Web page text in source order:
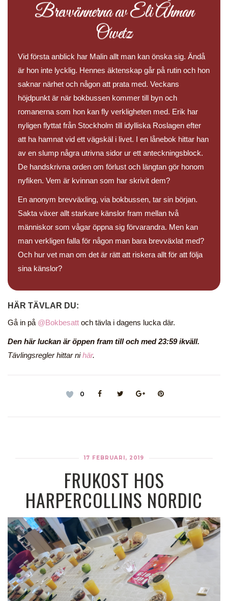
Brevvännerna av Eli Åhman
Owetz
Vid första anblick har Malin allt man kan önska sig. Ändå
är hon inte lycklig. Hennes äktenskap går på rutin och hon
saknar närhet och någon att prata med. Veckans
höjdpunkt är när bokbussen kommer till byn och
romanerna som hon kan fly verkligheten med. Erik har
nyligen flyttat från Stockholm till idylliska Roslagen efter
att ha hamnat vid ett vägskäl i livet. I en lånebok hittar han
av en slump några utrivna sidor ur ett anteckningsblock.
De handskrivna orden om förlust och längtan gör honom
nyfiken. Vem är kvinnan som har skrivit dem?
En anonym brevväxling, via bokbussen, tar sin början.
Sakta växer allt starkare känslor fram mellan två
människor som vågar öppna sig förvarandra. Men kan
man verkligen falla för någon man bara brevväxlat med?
Och hur vet man om det är rätt att riskera allt för att följa
sina känslor?
HÄR TÄVLAR DU:
Gå in på @Bokbesatt och tävla i dagens lucka där.
Den här luckan är öppen fram till och med 23:59 ikväll.
Tävlingsregler hittar nihär.
0
17 FEBRUARI, 2019
FRUKOST HOS
HARPERCOLLINS NORDIC